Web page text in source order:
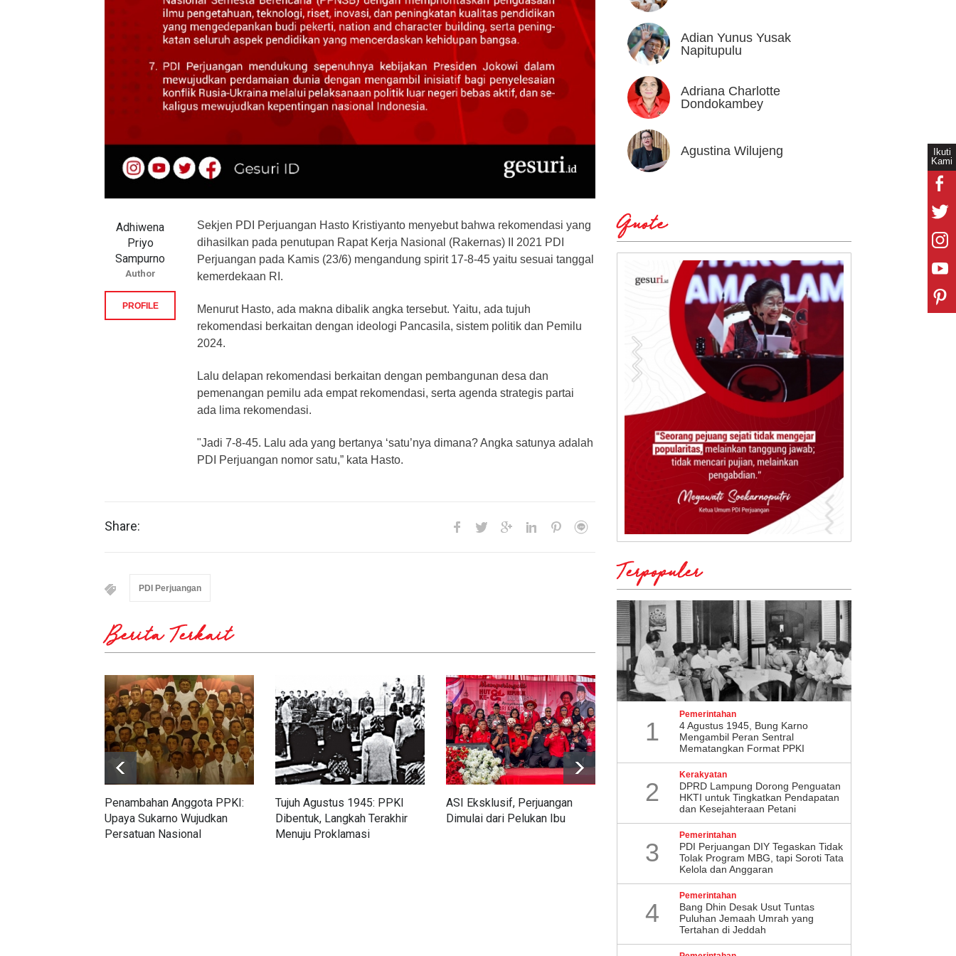
Ikuti
Kami
Sekjen PDI Perjuangan Hasto Kristiyanto menyebut bahwa rekomendasi yang
dihasilkan pada penutupan Rapat Kerja Nasional (Rakernas) II 2021 PDI
Perjuangan pada Kamis (23/6) mengandung spirit 17-8-45 yaitu sesuai tanggal
kemerdekaan RI.
Menurut Hasto, ada makna dibalik angka tersebut. Yaitu, ada tujuh
rekomendasi berkaitan dengan ideologi Pancasila, sistem politik dan Pemilu
2024.
Lalu delapan rekomendasi berkaitan dengan pembangunan desa dan
pemenangan pemilu ada empat rekomendasi, serta agenda strategis partai
ada lima rekomendasi.
"Jadi 7-8-45. Lalu ada yang bertanya ‘satu’nya dimana? Angka satunya adalah
PDI Perjuangan nomor satu,” kata Hasto.
Adhiwena
Priyo
Sampurno
Author
PROFILE
Share:
PDI Perjuangan
Berita Terkait
Penambahan Anggota PPKI:
Upaya Sukarno Wujudkan
Persatuan Nasional
Tujuh Agustus 1945: PPKI
Dibentuk, Langkah Terakhir
Menuju Proklamasi
ASI Eksklusif, Perjuangan
Dimulai dari Pelukan Ibu
Warisi "Api" Kudatuli, DPC PDI
Perjuangan Sleman Ingatkan
Kader Muda Tak Tergoda
Politik Pragmatis
DPC PDI Perjuangan
Adian Yunus Yusak
Napitupulu
Adriana Charlotte
Dondokambey
Agustina Wilujeng Andi
Quote
Terpopuler
1
Pemerintahan
4 Agustus 1945, Bung Karno
Mengambil Peran Sentral
Mematangkan Format PPKI
2
Kerakyatan
DPRD Lampung Dorong Penguatan
HKTI untuk Tingkatkan Pendapatan
dan Kesejahteraan Petani
3
Pemerintahan
PDI Perjuangan DIY Tegaskan Tidak
Tolak Program MBG, tapi Soroti Tata
Kelola dan Anggaran
4
Pemerintahan
Bang Dhin Desak Usut Tuntas
Puluhan Jemaah Umrah yang
Tertahan di Jeddah